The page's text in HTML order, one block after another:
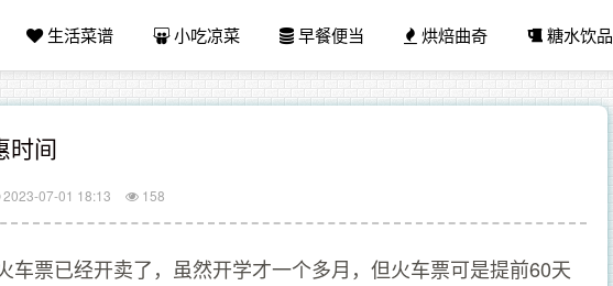
生活菜谱 小吃凉菜 早餐便当 烘焙曲奇 糖水饮品
时间
2023-07-01 18:13 158
车票已经开卖了，虽然开学才一个多月，但火车票可是提前60天